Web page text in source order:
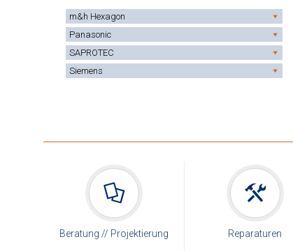
m&h Hexagon
Panasonic
SAPROTEC
Siemens
Beratung // Projektierung Reparaturen